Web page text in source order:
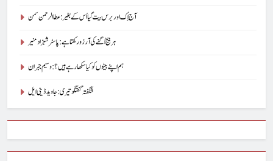
آج اِک اور برس بیت گیا اُس کے بغیر : عطاالرحمن سمن
ہر بیج اُگنے کی آرزو رکھتا ہے : پاسٹر شہزاد منیر
ہم اپنے بیٹوں کو کیا سکھا رہے ہیں؟ : وسیم جبران
شگفتہ گفتگو تیری : جاوید ڈینی ایل